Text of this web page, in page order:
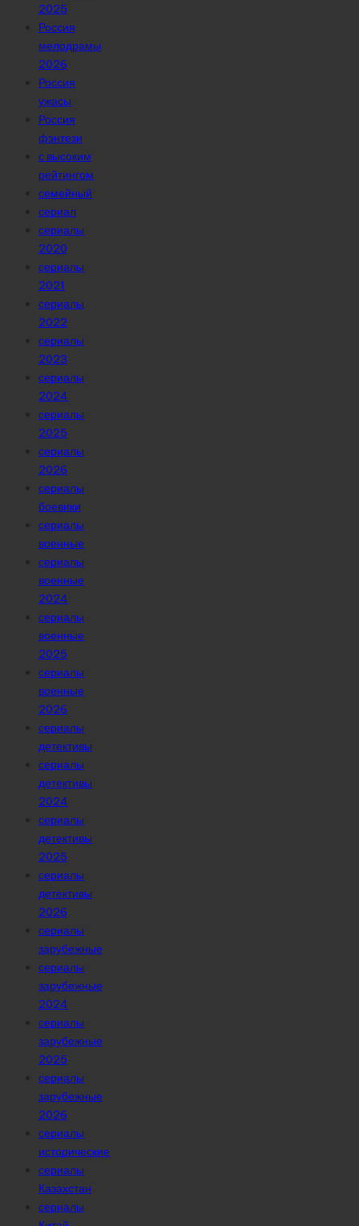
2025
Россия
мелодрамы
2026
Россия
ужасы
Россия
фэнтези
с высоким
рейтингом
семейный
сериал
сериалы
2020
сериалы
2021
сериалы
2022
сериалы
2023
сериалы
2024
сериалы
2025
сериалы
2026
сериалы
боевики
сериалы
военные
сериалы
военные
2024
сериалы
военные
2025
сериалы
военные
2026
сериалы
детективы
сериалы
детективы
2024
сериалы
детективы
2025
сериалы
детективы
2026
сериалы
зарубежные
сериалы
зарубежные
2024
сериалы
зарубежные
2025
сериалы
зарубежные
2026
сериалы
исторические
сериалы
Казахстан
сериалы